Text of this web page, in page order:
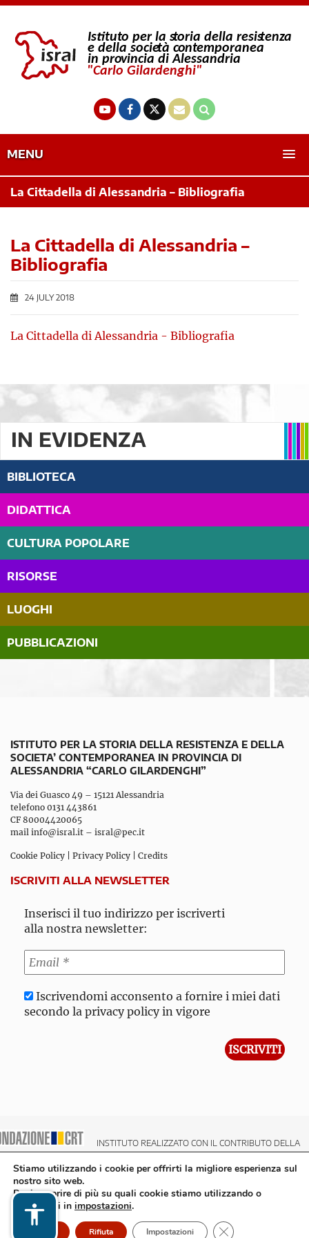
MENU
La Cittadella di Alessandria – Bibliografia
La Cittadella di Alessandria –
Bibliografia
24 JULY 2018
La Cittadella di Alessandria - Bibliografia
IN EVIDENZA
BIBLIOTECA
DIDATTICA
CULTURA POPOLARE
RISORSE
LUOGHI
PUBBLICAZIONI
ISTITUTO PER LA STORIA DELLA RESISTENZA E DELLA
SOCIETA’ CONTEMPORANEA IN PROVINCIA DI
ALESSANDRIA “CARLO GILARDENGHI”
Via dei Guasco 49 – 15121 Alessandria
telefono 0131 443861
CF 80004420065
mail info@isral.it – isral@pec.it
Cookie Policy Privacy Policy Credits
ISCRIVITI ALLA NEWSLETTER
Inserisci il tuo indirizzo per iscriverti
alla nostra newsletter:
Iscrivendomi acconsento a fornire i miei dati
secondo la privacy policy in vigore
INSTITUTO REALIZZATO CON IL CONTRIBUTO DELLA
CRT CASSA DI RISPARMIO DI TORINO
Stiamo utilizzando i cookie per offrirti la migliore esperienza sul
nostro sito web.
Puoi scoprire di più su quali cookie stiamo utilizzando o
disattivarli in impostazioni.
Accetto Rifiuta Impostazioni Close GDPR